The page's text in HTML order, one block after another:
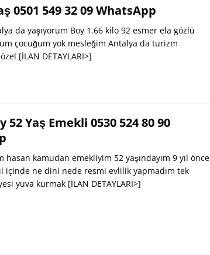
0501 549 32 09 WhatsApp
da yaşıyorum Boy 1.66 kilo 92 esmer ela gözlü
çocuğum yok mesleğim Antalya da turizm
[İLAN DETAYLARI>]
52 Yaş Emekli 0530 524 80 90
hasan kamudan emekliyim 52 yaşındayım 9 yıl önce
içinde ne dini nede resmi evlilik yapmadım tek
yuva kurmak [İLAN DETAYLARI>]